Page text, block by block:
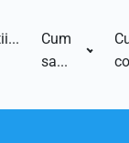
Cum
sa...